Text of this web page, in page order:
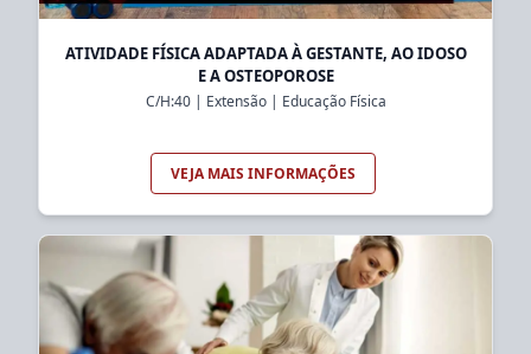
ATIVIDADE FÍSICA ADAPTADA À GESTANTE, AO IDOSO
E A OSTEOPOROSE
C/H:40| Extensão| Educação Física
VEJA MAIS INFORMAÇÕES